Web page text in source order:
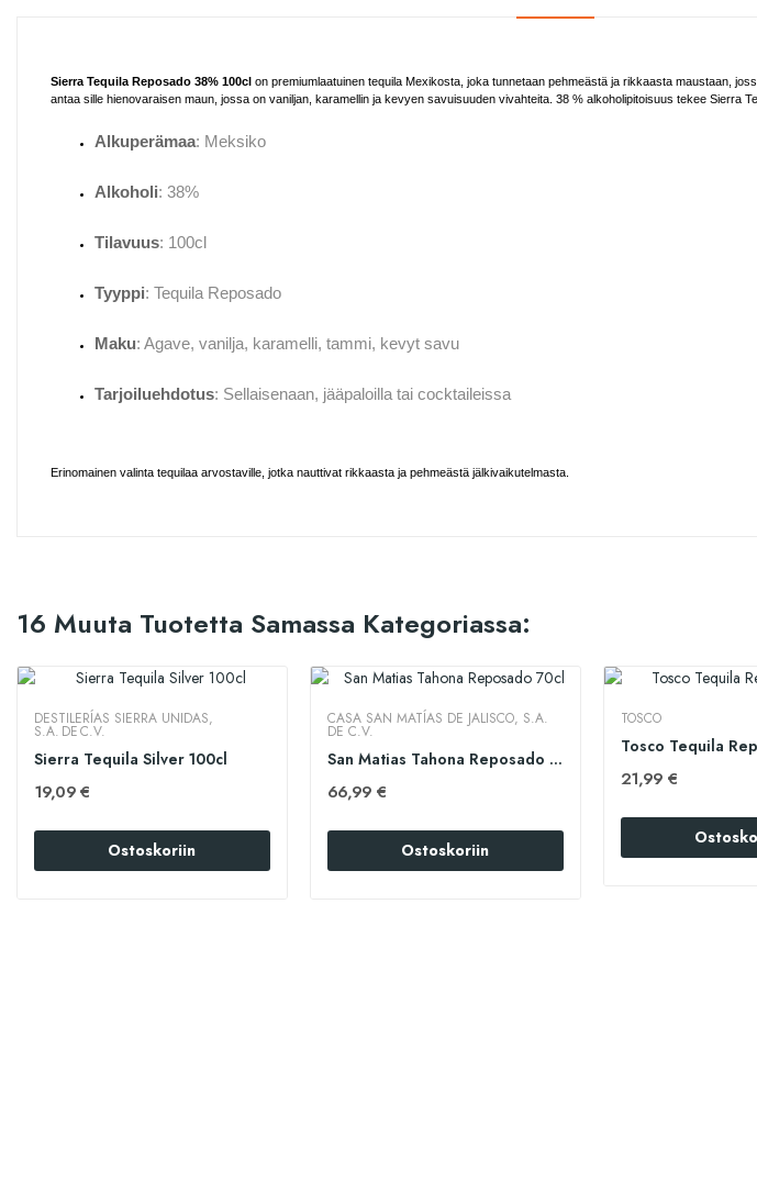
Sierra Tequila Reposado 38% 100cl on premiumlaatuinen tequila Mexikosta, joka tunnetaan pehmeästä ja rikkaasta maustaan,
antaa sille hienovaraisen maun, jossa on vaniljan, karamellin ja kevyen savuisuuden vivahteita. 38 % alkoholipitoisuus tekee Sierra
Alkuperämaa: Meksiko
Alkoholi: 38%
Tilavuus: 100cl
Tyyppi: Tequila Reposado
Maku: Agave, vanilja, karamelli, tammi, kevyt savu
Tarjoiluehdotus: Sellaisenaan, jääpaloilla tai cocktaileissa
Erinomainen valinta tequilaa arvostaville, jotka nauttivat rikkaasta ja pehmeästä jälkivaikutelmasta.
16 Muuta Tuotetta Samassa Kategoriassa:
DESTILERÍAS SIERRA UNIDAS,
S.A. DE C.V.
Sierra Tequila Silver 100cl
19,09 €
Ostoskoriin
CASA SAN MATÍAS DE JALISCO, S.A.
DE C.V.
San Matias Tahona Reposado 70cl
66,99 €
Ostoskoriin
TOSCO
Tosco Tequila
21,99 €